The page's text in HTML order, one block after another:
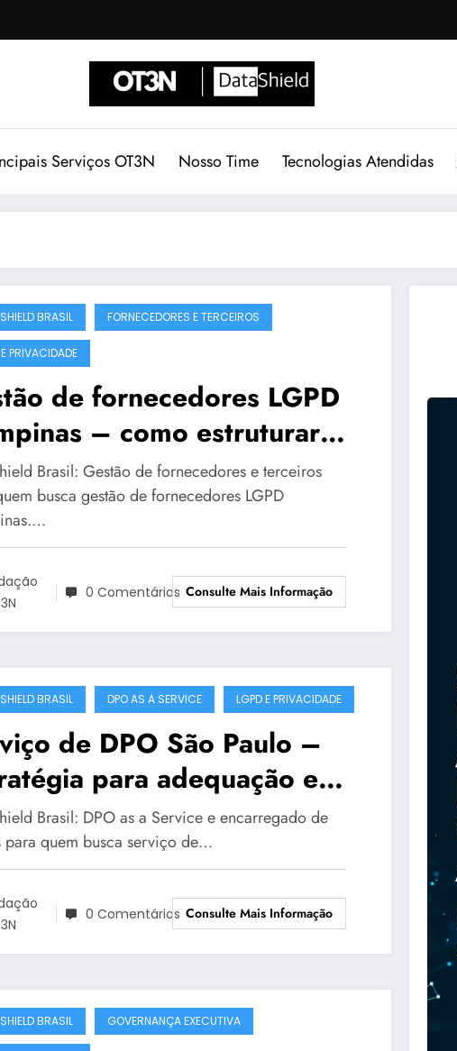
Serviços OT3N Nosso Time Tecnologias Atendidas
BRASIL FORNECEDORES E TERCEIROS
PRIVACIDADE
de fornecedores LGPD
– como estruturar
com segurança
Brasil: Gestão de fornecedores e terceiros
busca gestão de fornecedores LGPD
0 Comentários Consulte Mais Informação
BRASIL DPO AS A SERVICE LGPD E PRIVACIDADE
de DPO São Paulo –
para adequação e
Brasil: DPO as a Service e encarregado de
para quem busca serviço de…
0 Comentários Consulte Mais Informação
BRASIL GOVERNANÇA EXECUTIVA